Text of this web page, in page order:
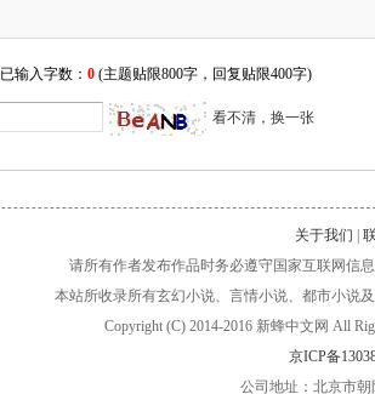
已输入字数： 0 (主题贴限800字，回复贴限400字)
看不清，换一张
关于我们
请所有作者发布作品时务必遵守国家互联网信
本站所收录所有玄幻小说、言情小说、都市小说
Copyright (C) 2014-2016 新蜂中文网 All
京ICP备
公司地址：北京市朝